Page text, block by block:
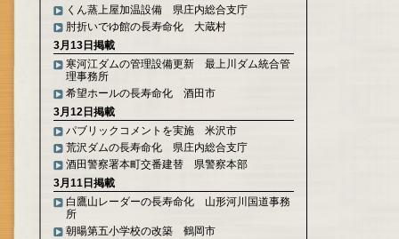
くん蒸上屋加温設備 県庄内総合支庁
肘折いでゆ館の長寿命化 大蔵村
3月13日掲載
寒河江ダムの管理設備更新 最上川ダム統合管
理事務所
希望ホールの長寿命化 酒田市
3月12日掲載
パブリックコメントを実施 米沢市
荒沢ダムの長寿命化 県庄内総合支庁
酒田警察署本町交番建替 県警察本部
3月11日掲載
白鷹山レーダーの長寿命化 山形河川国道事務
所
朝暘第五小学校の改築 鶴岡市